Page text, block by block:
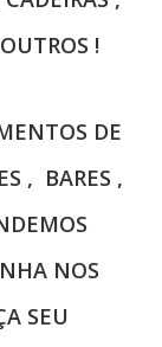
!
DE
, BARES ,
NOS
SEU